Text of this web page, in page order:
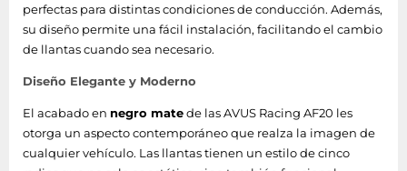
perfectas para distintas condiciones de conducción. Además,
su diseño permite una fácil instalación, facilitando el cambio
de llantas cuando sea necesario.
Diseño Elegante y Moderno
El acabado en negro matede las AVUS Racing AF20 les
otorga un aspecto contemporáneo que realza la imagen de
cualquier vehículo. Las llantas tienen un estilo de cinco